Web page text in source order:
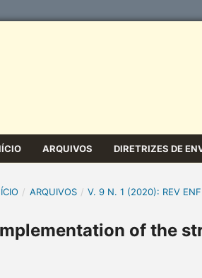
ARQUIVOS DIRETRIZES DE
/ ARQUIVOS / V. 9 N. 1 (2020): REV
of the